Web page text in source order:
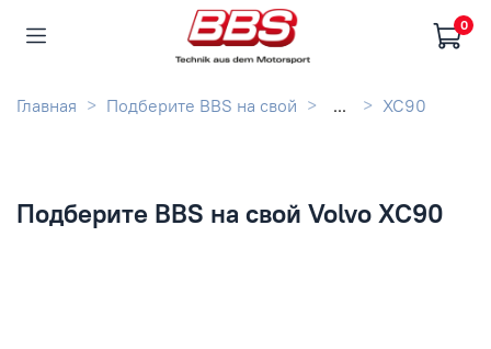
0
Главная Подберите BBS на свой ... XC90
Подберите BBS на свой Volvo XC90